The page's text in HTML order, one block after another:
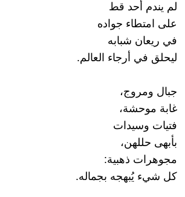
لم يندم أحد قط
على امتطاء جواده
في ريعان شبابه
ليحلق في أرجاء العالم.
جبال ومروج،
غابة موحشة،
فتيات وسيدات
بأبهى حللهن،
مجوهرات ذهبية:
كل شيء يُبهجه بجماله.